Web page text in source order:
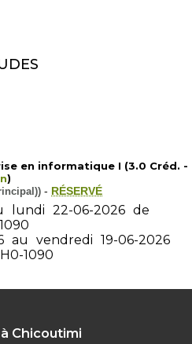
en informatique I (3.0 Créd. -
)
- RÉSERVÉ
lundi 22-06-2026 de
au vendredi 19-06-2026
H0-1090
Chicoutimi